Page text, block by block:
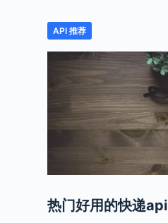
API 推荐
热门好用的快递api